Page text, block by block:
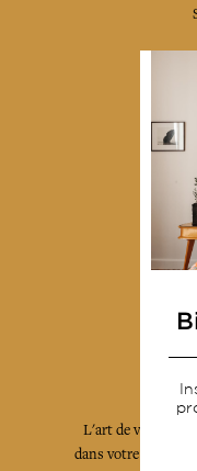
L'art de vivre
dans votre boîte